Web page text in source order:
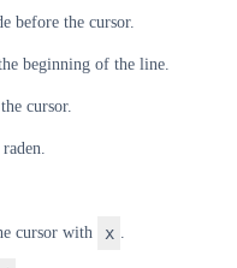
before the cursor.
beginning of the line.
cursor.
cursor with x